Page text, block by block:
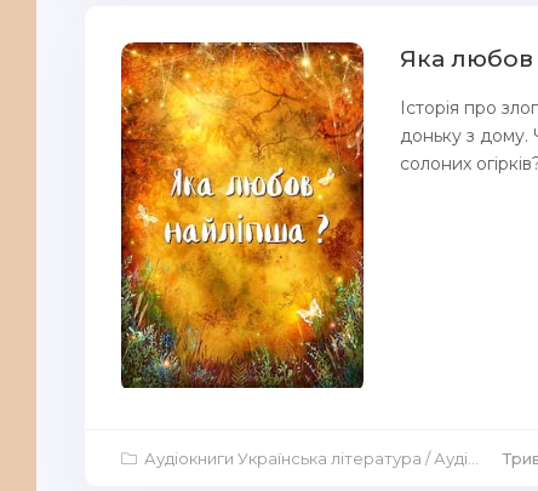
Яка любов
Історія про
доньку з
солоних
Аудіокниги Українська література /Аудіокниги Казка